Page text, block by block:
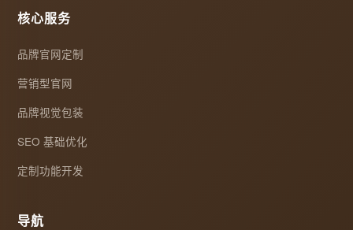
核心服务
品牌官网定制
营销型官网
品牌视觉包装
SEO 基础优化
定制功能开发
导航